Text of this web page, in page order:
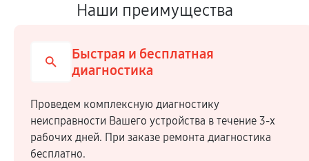
Наши преимущества
Быстрая и бесплатная
диагностика
Проведем комплексную диагностику
неисправности Вашего устройства в течение 3-х
рабочих дней. При заказе ремонта диагностика
бесплатно.